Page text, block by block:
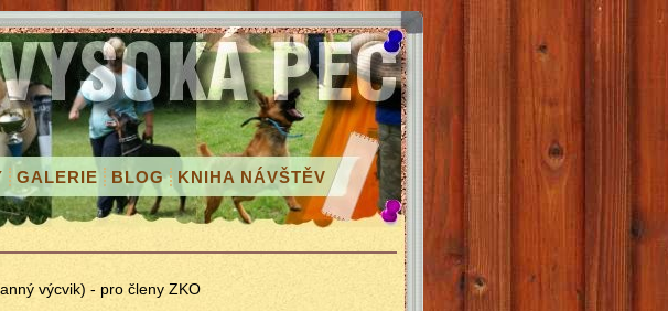
GALERIE BLOG KNIHA NÁVŠTĚV
výcvik) - pro členy ZKO